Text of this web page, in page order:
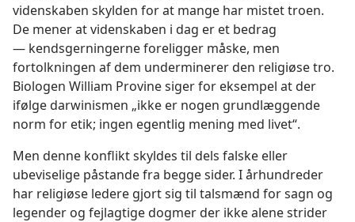
videnskaben skylden for at mange har mistet troen.
De mener at videnskaben i dag er et bedrag
— kendsgerningerne foreligger måske, men
fortolkningen af dem underminerer den religiøse tro.
Biologen William Provine siger for eksempel at der
ifølge darwinismen „ikke er nogen grundlæggende
norm for etik; ingen egentlig mening med livet“.
Men denne konflikt skyldes til dels falske eller
ubeviselige påstande fra begge sider. I århundreder
har religiøse ledere gjort sig til talsmænd for sagn og
legender og fejlagtige dogmer der ikke alene strider